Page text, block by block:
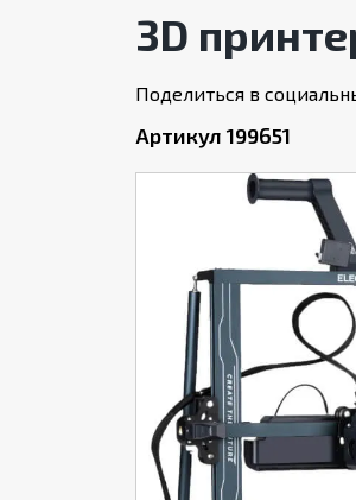
3D
Поделиться в
Артикул 199651